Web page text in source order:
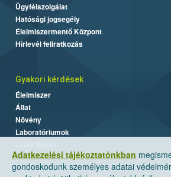
Adatkezelési tájékoztatónkban
gondoskodunk személyes adatai
Ügyfélszolgálat
Hatósági jogsegély
Élelmiszermentő Központ
Hírlevél feliratkozás
Gyakori kérdések
Élelmiszer
Állat
Növény
Laboratóriumok